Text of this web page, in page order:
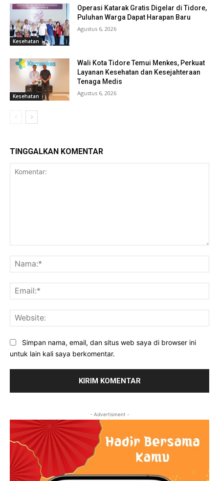
Kesehatan
Operasi Katarak Gratis Digelar di Tidore,
Puluhan Warga Dapat Harapan Baru
Agustus 6, 2026
Kesehatan
Wali Kota Tidore Temui Menkes, Perkuat
Layanan Kesehatan dan Kesejahteraan
Tenaga Medis
Agustus 6, 2026
TINGGALKAN KOMENTAR
Simpan nama, email, dan situs web saya di browser ini
untuk lain kali saya berkomentar.
- Advertisment -